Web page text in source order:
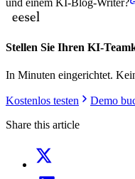
und einem KI-Blog-Writer?
Stellen Sie Ihren KI-
In Minuten eingerichtet.
Kostenlos testen
Demo
Share this article